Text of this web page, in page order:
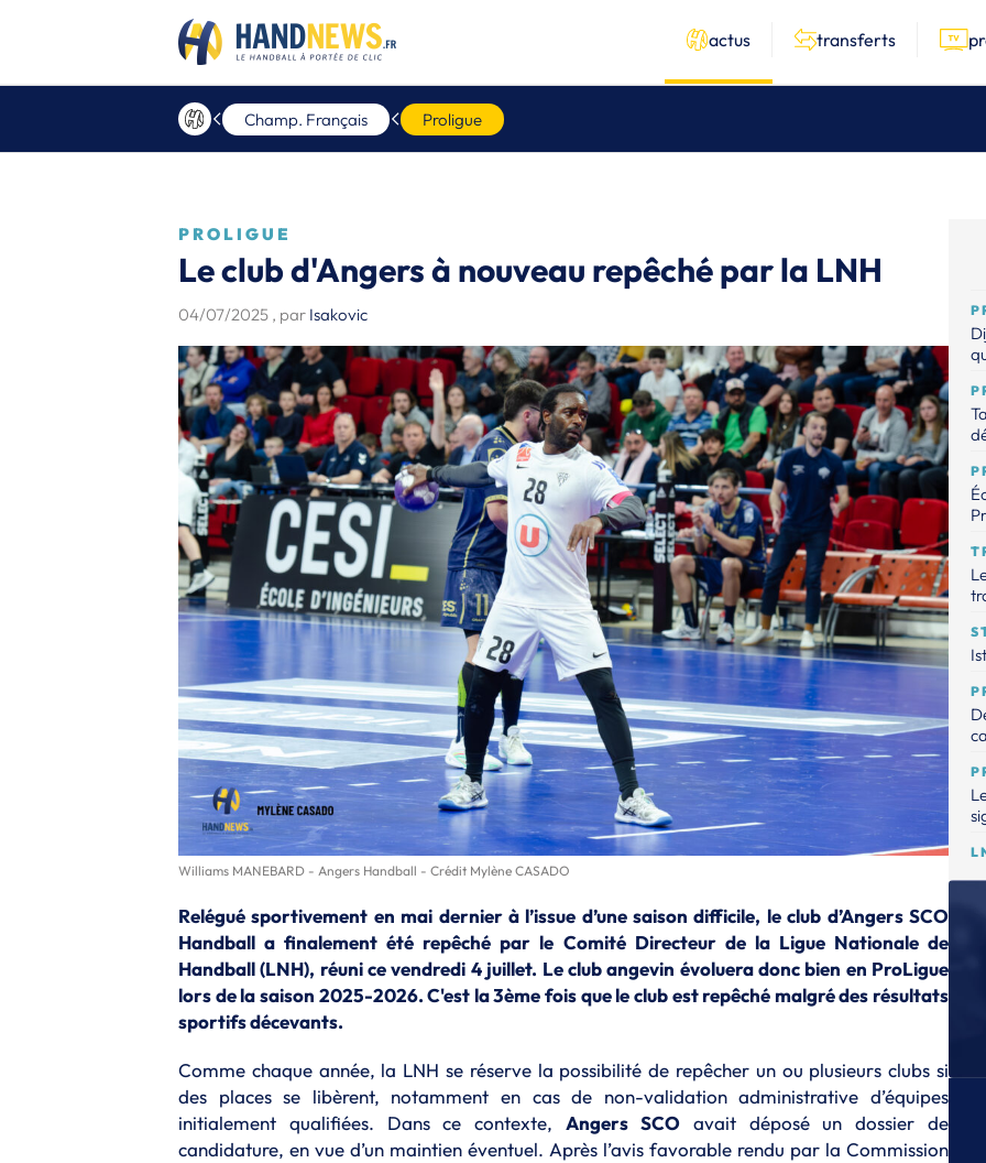
actus transferts
Champ. Français Proligue
PROLIGUE
Le club d'Angers à nouveau repêché par la LNH
04/07/2025 , par Isakovic
Williams MANEBARD - Angers Handball - Crédit Mylène CASADO
Relégué sportivement en mai dernier à l’issue d’une saison difficile, le club d’Angers SCO
Handball a finalement été repêché par le Comité Directeur de la Ligue Nationale de
Handball (LNH), réuni ce vendredi 4 juillet. Le club angevin évoluera donc bien en ProLigue
lors de la saison 2025-2026. C'est la 3ème fois que le club est repêché malgré des résultats
sportifs décevants.
Comme chaque année, la LNH se réserve la possibilité de repêcher un ou plusieurs clubs si
des places se libèrent, notamment en cas de non-validation administrative d’équipes
initialement qualifiées. Dans ce contexte,Angers SCOavait déposé un dossier de
candidature, en vue d’un maintien éventuel. Après l’avis favorable rendu par la Commission